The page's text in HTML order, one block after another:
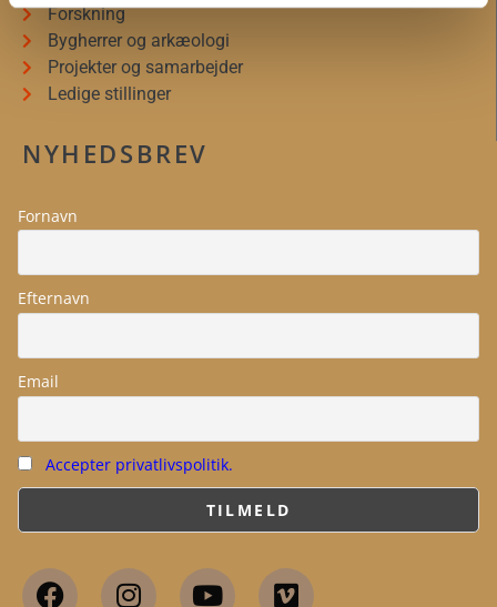
Forskning
Bygherrer og arkæologi
Projekter og samarbejder
Ledige stillinger
NYHEDSBREV
Fornavn
Efternavn
Email
Accepter privatlivspolitik.